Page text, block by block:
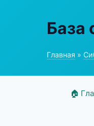
База
Главная »
🏠